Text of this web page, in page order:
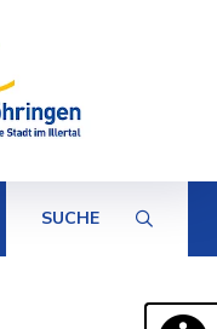
SUCHE